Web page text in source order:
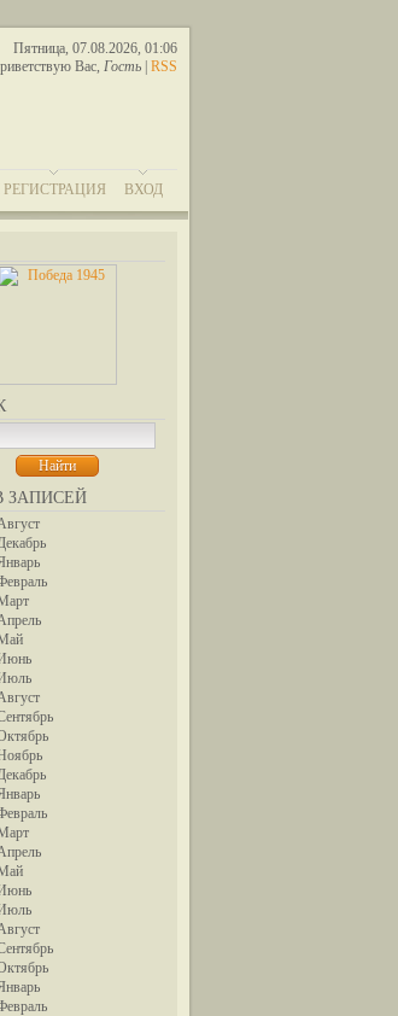
Пятница, 07.08.2026, 01:06
Вас, Гость RSS
РЕГИСТРАЦИЯ ВХОД
ЗАПИСЕЙ